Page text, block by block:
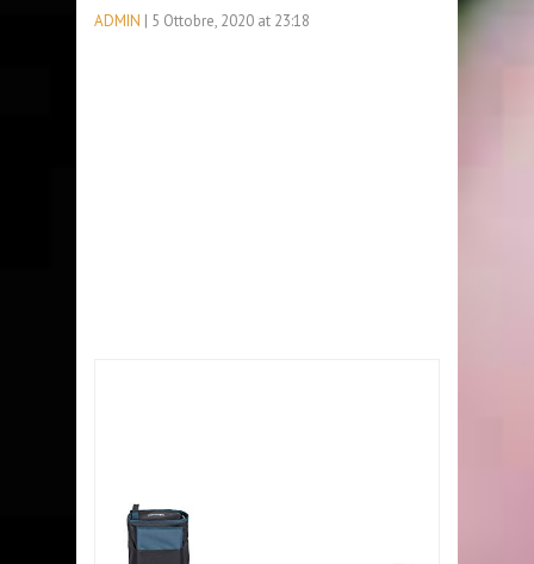
ADMIN | 5 Ottobre, 2020 at 23:18